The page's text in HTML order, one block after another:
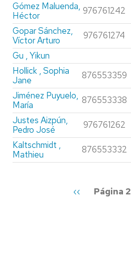
Gómez Maluenda,
Héctor
976761242
Gopar Sánchez,
Víctor Arturo
976761274
Gu , Yikun
Hollick , Sophia
Jane
876553359
Jiménez Puyuelo,
María
876553338
Justes Aizpún,
Pedro José
976761262
Kaltschmidt ,
Mathieu
876553332
Página
‹‹ Página 2